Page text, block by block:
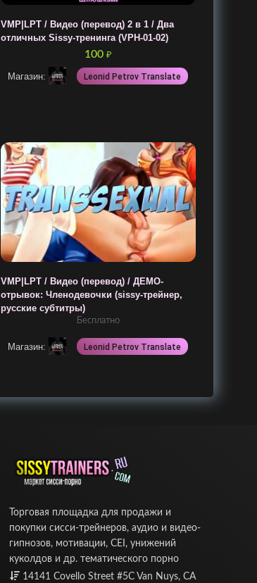
VMP|LPT / Видео (перевод) 2 в 1 / Два
отличных Sissy-тренинга (VPH-01-02)
100 ₽
Магазин: Leonid Petrov Translate
VMP|LPT / Видео (перевод) / ДЕМО-
отрывок: Членодевочки (sissy-трейнер,
русские субтитры)
Бесплатно
Магазин: Leonid Petrov Translate
Торговая площадка для продажи и
покупки сисси-трейнеров, аудио и видео-
гипнозов, мотивации, CEI, унижений
куколдов и др. тематического порно
14141 Covello Street #5C Van Nuys, CA